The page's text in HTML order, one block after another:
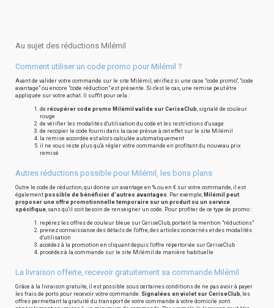
Au sujet des réductions Milémil
Comment utiliser un code promo pour Milémil ?
Avant de valider votre commande sur le site Milémil, vérifiez si une case "code promo", "code
avantage" ou encore "code réduction" est présente. Si c'est le cas, une remise peut être
appliquée sur votre achat. Il suffit pour cela :
de récupérer code promo Milémil valide sur CeriseClub, signalé de couleur
rouge
de vérifier les modalités d'utilisation du code et les restrictions d'usage
de recopier le code fourni dans la case prévue à cet effet sur le site Milémil
la remise accordée est alors calculée automatiquement
il ne vous reste plus qu'à régler votre commande en profitant du nouveau prix
remisé
Autres réductions possible pour Milémil, les bons plans
Outre le code de réduction, qui donne un avantage en % ou en € sur votre commande, il est
également possible de bénéficier d'autres avantages. Par exemple, Milémil peut
proposer une offre promotionnelle temporaire sur un produit ou un service
spécifique, sans qu'il soit besoin de renseigner un code. Pour profiter de ce type de promo :
repérez les offres de couleur bleue sur CeriseClub, portant la mention "réductions"
prenez connaissance des détails de l'offre, des articles concernés et des modalités
d'utilisation
accédez à la promotion en cliquant depuis l'offre répertoriée sur CeriseClub
procédez à la commande sur le site Milémil de manière habituelle
La livraison offerte, recevoir gratuitement sa commande Milémil
Grâce à la livraison gratuite, il est possible sous certaines conditions de ne pas avoir à payer
les frais de ports pour recevoir votre commande. Signalées en violet sur CeriseClub, les
offres permettant la gratuité du transport de votre commande à votre domicile sont